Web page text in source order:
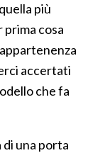
più
prima cosa
accertati
che fa
di una porta